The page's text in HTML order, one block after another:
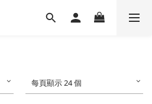
每頁顯示 24 個